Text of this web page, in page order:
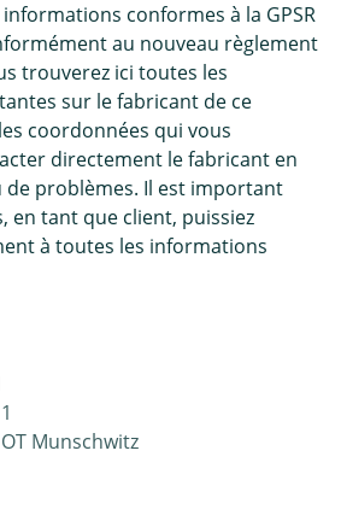
conformes à la GPSR
au nouveau règlement
trouverez ici toutes les
sur le fabricant de ce
coordonnées qui vous
directement le fabricant en
de problèmes. Il est important
en tant que client, puissiez
à toutes les informations
Munschwitz